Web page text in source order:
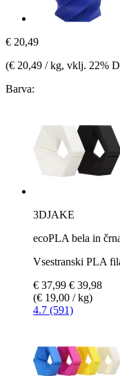
€ 20,49
(€ 20,49 / kg, vklj. 22%
Barva:
3DJAKE
ecoPLA bela in
Vsestranski PLA
€ 37,99 € 39,98
(€ 19,00 / kg)
4.7 (591)